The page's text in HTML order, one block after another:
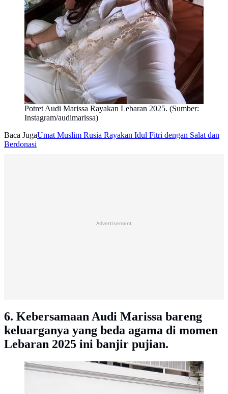
Potret Audi Marissa Rayakan Lebaran 2025. (Sumber:
Instagram/audimarissa)
Baca JugaUmat Muslim Rusia Rayakan Idul Fitri dengan Salat dan
Berdonasi
Advertisement
6. Kebersamaan Audi Marissa bareng
keluarganya yang beda agama di momen
Lebaran 2025 ini banjir pujian.